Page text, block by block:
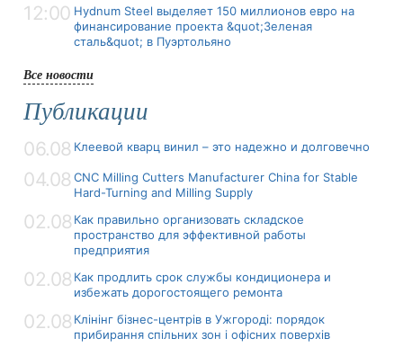
12:00 Hydnum Steel выделяет 150 миллионов евро на
финансирование проекта &quot;Зеленая
сталь&quot; в Пуэртольяно
Все новости
Публикации
06.08 Клеевой кварц винил – это надежно и долговечно
04.08 CNC Milling Cutters Manufacturer China for Stable
Hard-Turning and Milling Supply
02.08 Как правильно организовать складское
пространство для эффективной работы
предприятия
02.08 Как продлить срок службы кондиционера и
избежать дорогостоящего ремонта
02.08 Клінінг бізнес-центрів в Ужгороді: порядок
прибирання спільних зон і офісних поверхів